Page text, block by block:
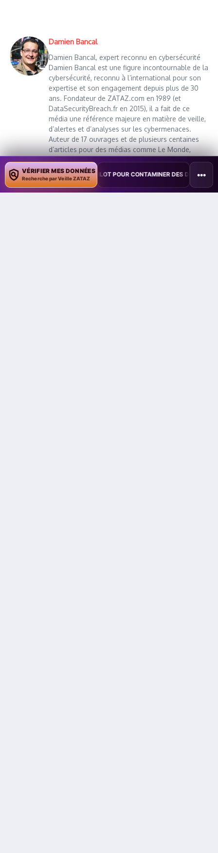
Damien Bancal
Damien Bancal, expert reconnu en cybersécurité
Damien Bancal est une figure incontournable de la
cybersécurité, reconnu à l’international pour son
expertise et son engagement depuis plus de 30
ans. Fondateur de ZATAZ.com en 1989 (et
DataSecurityBreach.fr en 2015), il a fait de ce
média une référence majeure en matière de veille,
d’alertes et d’analyses sur les cybermenaces.
Auteur de 17 ouvrages et de plusieurs centaines
d’articles pour des médias comme Le Monde,
piratage informatique et de la protection des
données personnelles. Lauréat du prix spécial du
livre au FIC/InCyber 2022, finaliste du premier CTF
VÉRIFIER MES DONNÉES
Recherche par Veille ZATAZ
COPILOT POUR CONTAMINER DES DOCUMENTS • TAÏWAN
•••